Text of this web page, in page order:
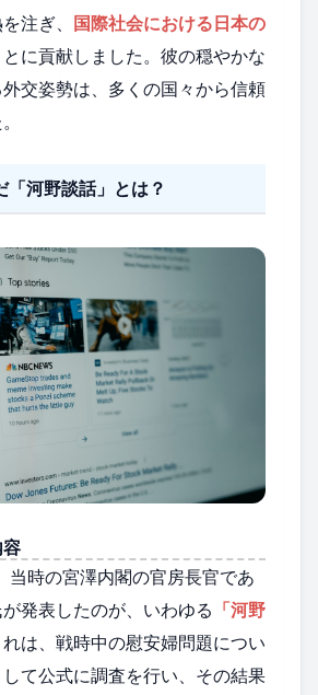
注ぎ、 国際社会における日本の
に貢献しました。彼の穏やかな
交姿勢は、多くの国々から信頼
「河野談話」とは？
当時の宮澤内閣の官房長官であ
発表したのが、いわゆる 「河野
は、戦時中の慰安婦問題につい
て公式に調査を行い、その結果